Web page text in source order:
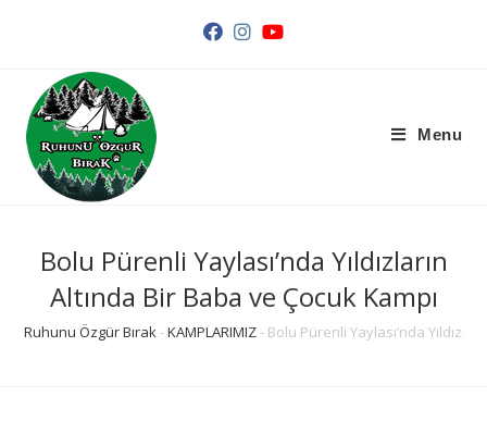
Menu
Bolu Pürenli Yaylası’nda Yıldızların
Altında Bir Baba ve Çocuk Kampı
Ruhunu Özgür Bırak-KAMPLARIMIZ- Bolu Pürenli Yaylası’nda